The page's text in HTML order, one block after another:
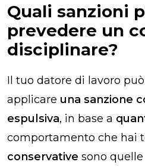
Quali sanzioni
prevedere un
disciplinare?
Il tuo datore di lavoro
applicare una sanzione
espulsiva, in base a
comportamento che hai
conservative sono